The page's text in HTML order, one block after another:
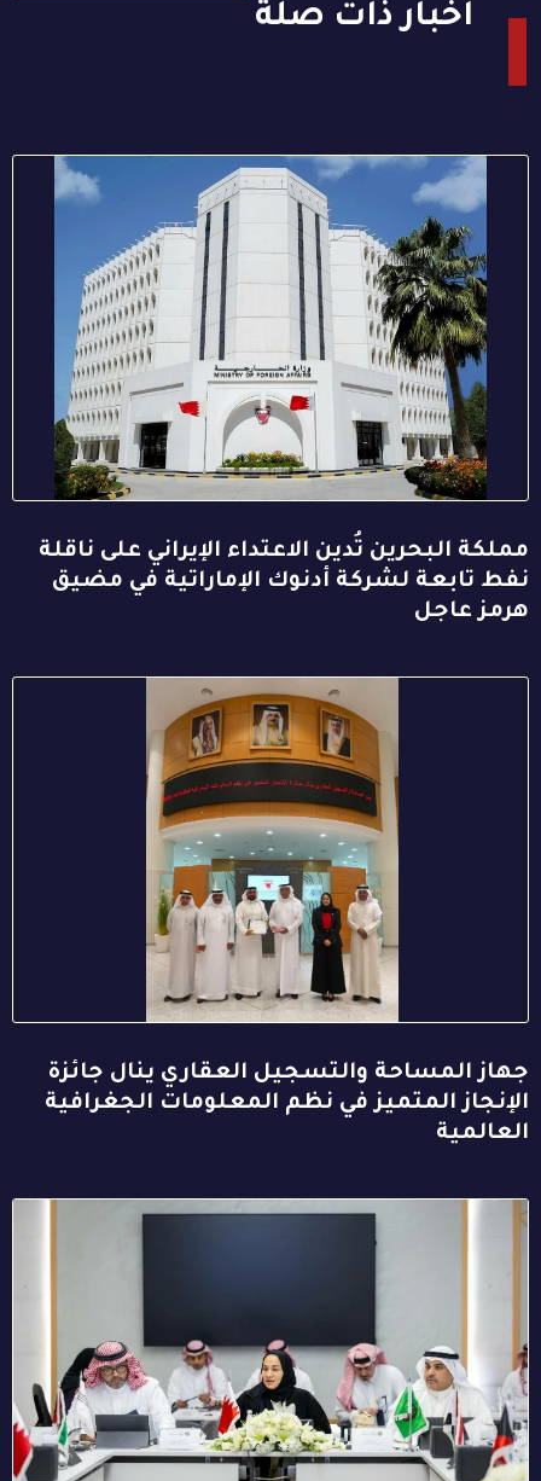
أخبار ذات صلة
مملكة البحرين تُدين الاعتداء الإيراني على ناقلة
نفط تابعة لشركة أدنوك الإماراتية في مضيق
هرمز عاجل
جهاز المساحة والتسجيل العقاري ينال جائزة
الإنجاز المتميز في نظم المعلومات الجغرافية
العالمية